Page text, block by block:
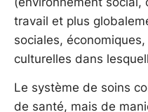
travail et plus
sociales,
culturelles dans
Le système de soins
de santé, mais de